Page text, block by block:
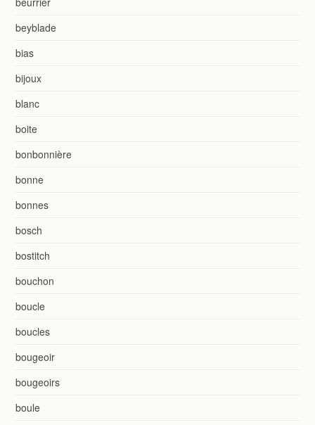
beyblade
bias
bijoux
blanc
boite
bonbonnière
bonne
bonnes
bosch
bostitch
bouchon
boucle
boucles
bougeoir
bougeoirs
boule